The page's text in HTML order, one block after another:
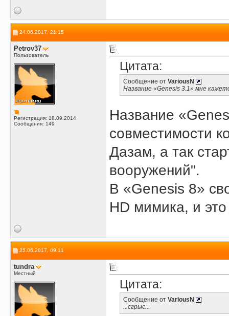
24.06.2017, 21:15
Petrov37
Пользователь
Регистрация: 18.09.2014
Сообщения: 149
Цитата:
Сообщение от VariousN
Название «Genesis 3.1» мне
Название
совместимости
Дазам, а так
вооружений".
В «Genesis 8»
HD мимика, и это
25.06.2017, 09:11
tundra
Местный
Цитата:
Сообщение от VariousN
...сгрыс...